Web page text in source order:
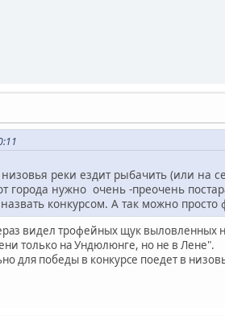
реки ездит рыбачить (или на
города нужно очень -преочень
конкурсом. А так можно
видел трофейных щук выловленных
только на Ундюлюнге, но не в Лене".
для победы в конкурсе поедет в